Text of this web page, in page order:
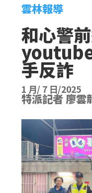
雲林報導
和心警
手反詐
1 月/ 7 日/2025
特派記者 廖雲